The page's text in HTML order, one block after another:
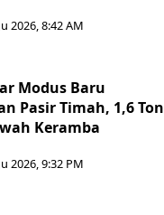
2026, 8:42 AM
Modus Baru
Pasir Timah, 1,6 Ton
Keramba
2026, 9:32 PM